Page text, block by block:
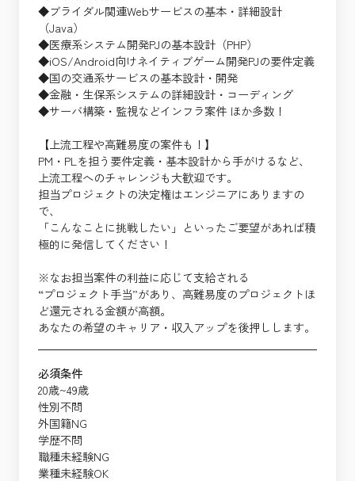
◆ブライダル関連Webサービスの基本・詳細設計
（Java）
◆医療系システム開発PJの基本設計（PHP）
◆iOS/Android向けネイティブゲーム開発PJの要件定義
◆国の交通系サービスの基本設計・開発
◆金融・生保系システムの詳細設計・コーディング
◆サーバ構築・監視などインフラ案件 ほか多数！
【上流工程や高難易度の案件も！】
PM・PLを担う要件定義・基本設計から手がけるなど、
上流工程へのチャレンジも大歓迎です。
担当プロジェクトの決定権はエンジニアにありますの
で、
「こんなことに挑戦したい」といったご要望があれば積
極的に発信してください！
※なお担当案件の利益に応じて支給される
“プロジェクト手当”があり、高難易度のプロジェクトほ
ど還元される金額が高額。
あなたの希望のキャリア・収入アップを後押しします。
必須条件
20歳~49歳
性別不問
外国籍NG
学歴不問
職種未経験NG
業種未経験OK